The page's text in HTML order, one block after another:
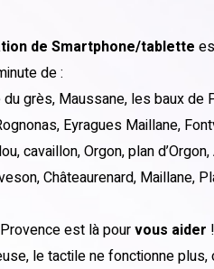
de Smartphone/tablette
de :
grès, Maussane, les baux de
Eyragues Maillane,
cavaillon, Orgon, plan
Châteaurenard, Maillane,
est là pourvous aider !
le tactile ne fonctionne plus,